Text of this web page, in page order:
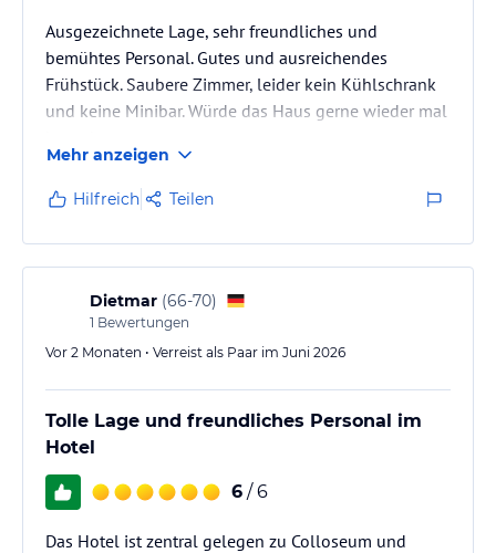
Ausgezeichnete Lage, sehr freundliches und
bemühtes Personal. Gutes und ausreichendes
Frühstück. Saubere Zimmer, leider kein Kühlschrank
und keine Minibar. Würde das Haus gerne wieder mal
Mehr anzeigen
Hilfreich Teilen
Dietmar (66-70)
1 Bewertungen
Vor 2 Monaten • Verreist als Paar im Juni 2026
Tolle Lage und freundliches Personal im
Hotel
6 / 6
Das Hotel ist zentral gelegen zu Colloseum und